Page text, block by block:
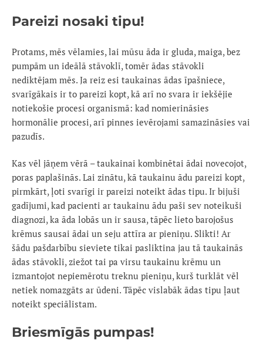
Pareizi nosaki tipu!
Protams, mēs vēlamies, lai mūsu āda ir gluda, maiga, bez
pumpām un ideālā stāvoklī, tomēr ādas stāvokli
nediktējam mēs. Ja reiz esi taukainas ādas īpašniece,
svarīgākais ir to pareizi kopt, kā arī no svara ir iekšējie
notiekošie procesi organismā: kad nomierināsies
hormonālie procesi, arī pinnes ievērojami samazināsies vai
pazudīs.
Kas vēl jāņem vērā – taukainai kombinētai ādai novecojot,
poras paplašinās. Lai zinātu, kā taukainu ādu pareizi kopt,
pirmkārt, ļoti svarīgi ir pareizi noteikt ādas tipu. Ir bijuši
gadījumi, kad pacienti ar taukainu ādu paši sev noteikuši
diagnozi, ka āda lobās un ir sausa, tāpēc lieto barojošus
krēmus sausai ādai un seju attīra ar pieniņu. Slikti! Ar
šādu pašdarbību sieviete tikai pasliktina jau tā taukainās
ādas stāvokli, ziežot tai pa virsu taukainu krēmu un
izmantojot nepiemērotu treknu pieniņu, kurš turklāt vēl
netiek nomazgāts ar ūdeni. Tāpēc vislabāk ādas tipu ļaut
noteikt speciālistam.
Briesmīgās pumpas!